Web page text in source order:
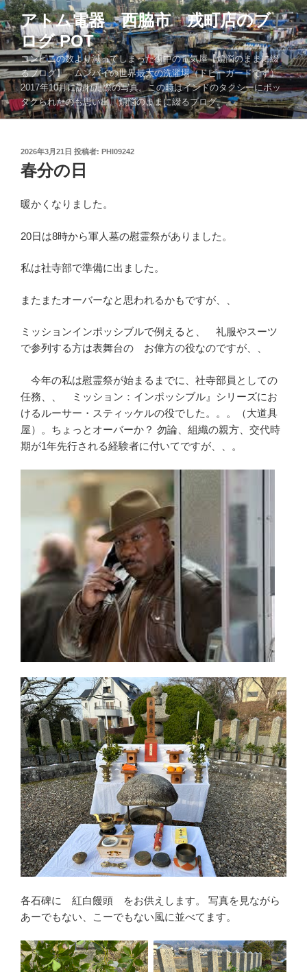
コ
ン
テ
ン
ツ
へ
ス
キ
アトム電器 西脇市 戎町店のブ
ログ POT
コンビニの数より減ってしまった街中の電気屋【煩悩のままに綴
るブログ】 ムンバイの世界最大の洗濯場（ドビーガードです）
2017年10月に訪れた際の写真。この時はインドのタクシーにボッ
タクられたのも思い出。煩悩のままに綴るブログ。。。
投
稿
日:
2026年3月21日 投稿者: PHI09242
春分の日
暖かくなりました。
20日は8時から軍人墓の慰霊祭がありました。
私は社寺部で準備に出ました。
またまたオーバーなと思われるかもですが、、
ミッションインポッシブルで例えると、 礼服やスーツ
で参列する方は表舞台の お偉方の役なのですが、、
今年の私は慰霊祭が始まるまでに、社寺部員としての
任務、、 ミッション：インポッシブル』シリーズにお
けるルーサー・スティッケルの役でした。。。（大道具
屋）。ちょっとオーバーか？ 勿論、組織の親方、交代時
期が1年先行される経験者に付いてですが、、。
各石碑に 紅白饅頭 をお供えします。 写真を見ながら
あーでもない、こーでもない風に並べてます。